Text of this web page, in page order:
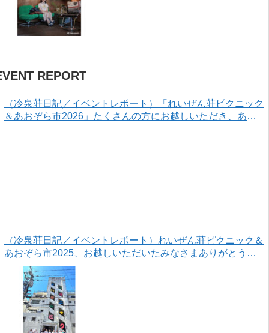
REPORT
（冷泉荘日記／イベントレポート）「れいぜん荘ピクニック
＆あおぞら市2026」たくさんの方にお越しいただき、あり
（冷泉荘日記／イベントレポート）れいぜん荘ピクニック＆
あおぞら市2025、お越しいただいたみなさまありがとうご
ざいました！